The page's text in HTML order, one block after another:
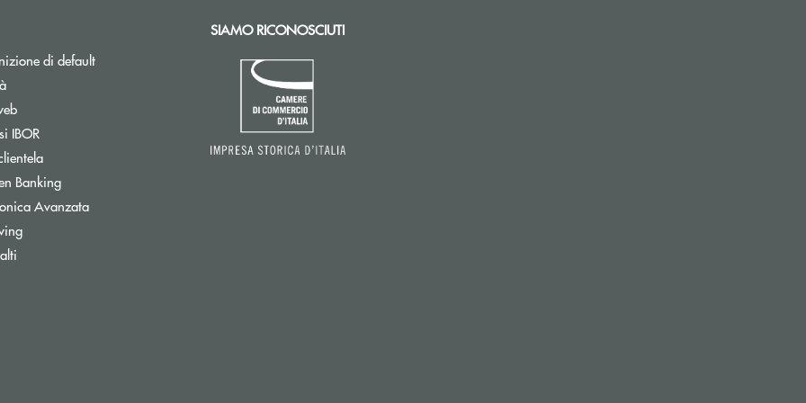
di default
IBORApre una nuova finestra
BankingApre una nuova finestra
Avanzata
SIAMO RICONOSCIUTI